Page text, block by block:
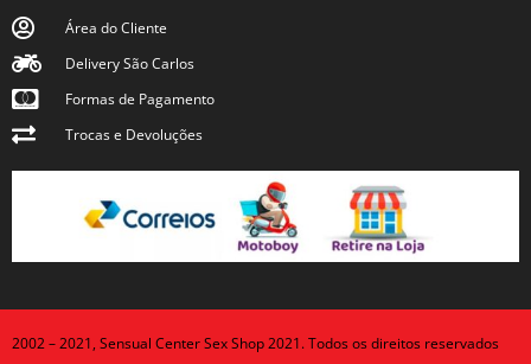
Área do Cliente
Delivery São Carlos
Formas de Pagamento
Trocas e Devoluções
2002 – 2021, Sensual Center Sex Shop 2021. Todos os direitos reservados